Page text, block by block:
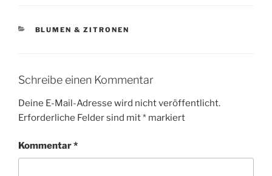
KATEGORIEN
BLUMEN & ZITRONEN
Schreibe einen Kommentar
Deine E-Mail-Adresse wird nicht veröffentlicht.
Erforderliche Felder sind mit* markiert
Kommentar*